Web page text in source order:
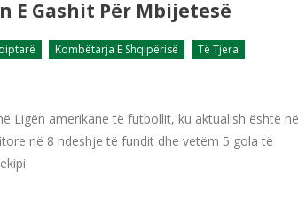
E Gashit Për Mbijetesë
Kombëtarja E Shqipërisë
Të Tjera
Ligën amerikane të futbollit, ku aktualish është në
në 8 ndeshje të fundit dhe vetëm 5 gola të